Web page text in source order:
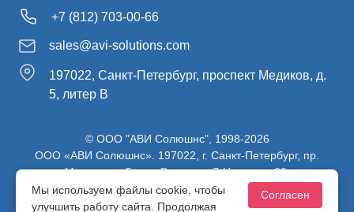
+7 (812) 703-00-66
sales@avi-solutions.com
197022, Санкт-Петербург, проспект Медиков, д.
5, литер В
© ООО "АВИ Солюшнс", 1998-2026
ООО «АВИ Солюшнс». 197022, г. Санкт-Петербург, пр.
Медиков, д.5, лит. В, ч. пом. 7-Н, ч. ком. 82.
ИНН 7813470830 / КПП 781301001 / ОГРН 1107847137980
Мы используем файлы cookie, чтобы
улучшить работу сайта. Продолжая
Согласен